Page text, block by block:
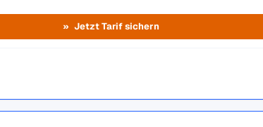
Jetzt Tarif sichern